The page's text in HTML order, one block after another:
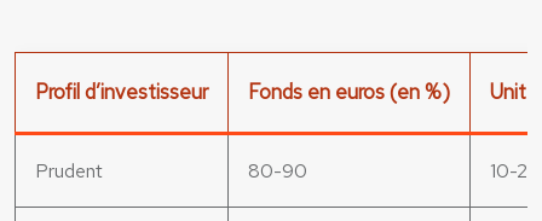
Profil d’investisseur Fonds en euros (en %)
Prudent 80-90 10-20